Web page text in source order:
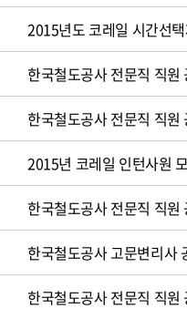
2015년도 코레일 시간선
한국철도공사 전문직 직원
한국철도공사 전문직 직원
2015년 코레일 인턴사원
한국철도공사 전문직 직원
한국철도공사 고문변리사
한국철도공사 전문직 직원